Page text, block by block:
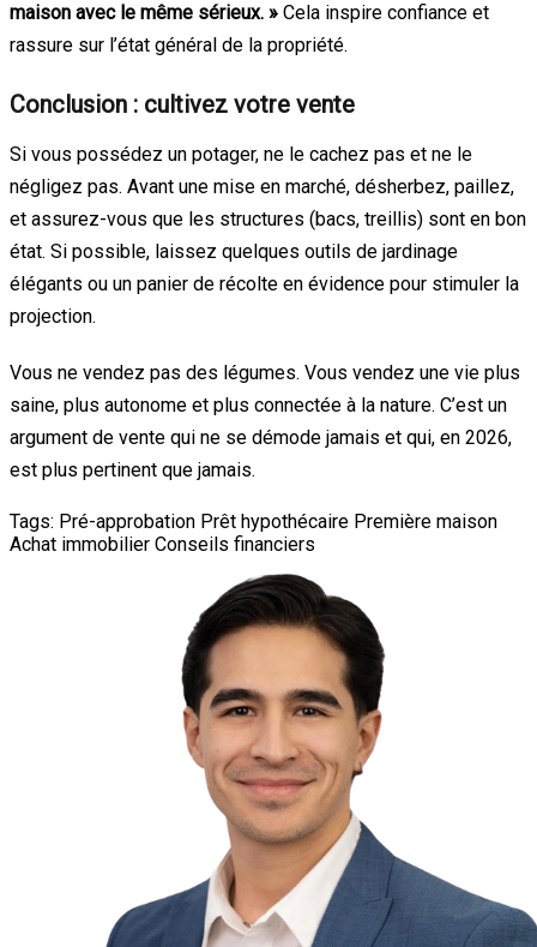
maison avec le même sérieux. » Cela inspire confiance et
rassure sur l’état général de la propriété.
Conclusion : cultivez votre vente
Si vous possédez un potager, ne le cachez pas et ne le
négligez pas. Avant une mise en marché, désherbez, paillez,
et assurez-vous que les structures (bacs, treillis) sont en bon
état. Si possible, laissez quelques outils de jardinage
élégants ou un panier de récolte en évidence pour stimuler la
projection.
Vous ne vendez pas des légumes. Vous vendez une vie plus
saine, plus autonome et plus connectée à la nature. C’est un
argument de vente qui ne se démode jamais et qui, en 2026,
est plus pertinent que jamais.
Tags: Pré-approbation Prêt hypothécaire Première maison
Achat immobilier Conseils financiers